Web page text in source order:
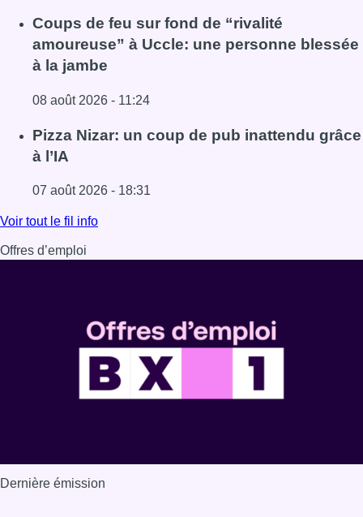
Lire l'article Météo: du soleil et jusqu’à 28°C ce samedi,
Coups de feu sur fond de “rivalité
amoureuse” à Uccle: une personne blessée
à la jambe
08 août 2026 - 11:24
Lire l'article Coups de feu sur fond de “rivalité
Pizza Nizar: un coup de pub inattendu grâce
à l’IA
07 août 2026 - 18:31
Lire l'article Pizza Nizar: un coup de pub inattendu grâce
Voir tout le fil info
Offres d’emploi
Dernière émission